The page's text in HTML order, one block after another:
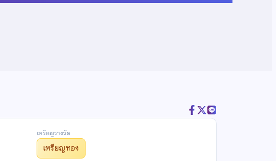
เหรียญรางวัล
เหรียญทอง